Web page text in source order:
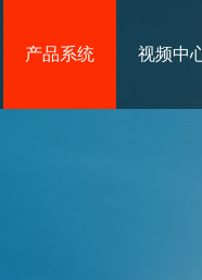
产品系统 视频中